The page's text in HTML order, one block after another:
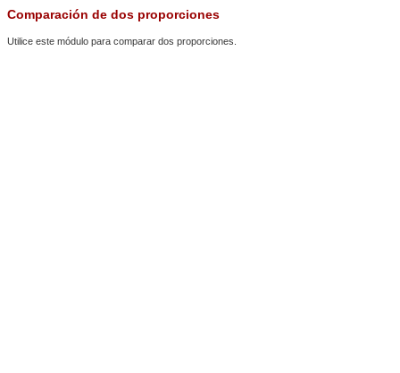
Comparación de dos proporciones
Utilice este módulo para comparar dos proporciones.